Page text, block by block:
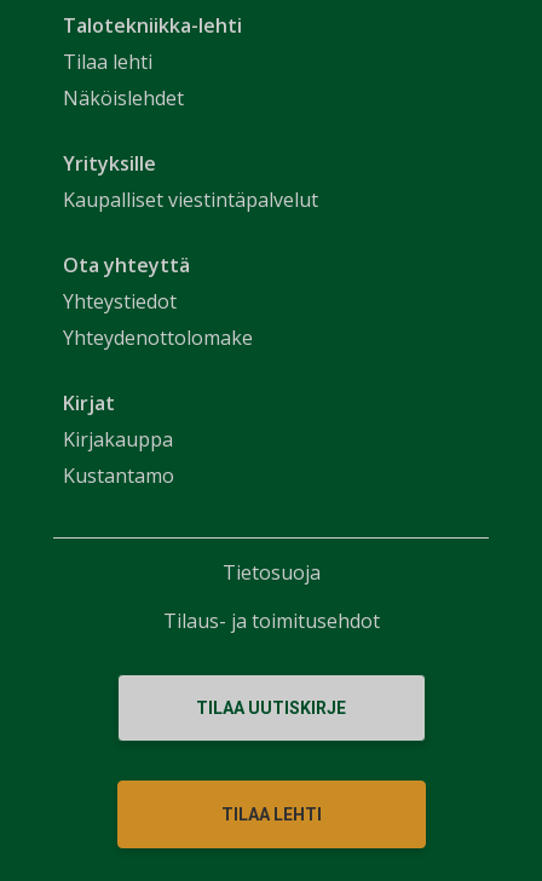
Talotekniikka-lehti
Tilaa lehti
Näköislehdet
Yrityksille
Kaupalliset viestintäpalvelut
Ota yhteyttä
Yhteystiedot
Yhteydenottolomake
Kirjat
Kirjakauppa
Kustantamo
TILAA UUTISKIRJE
TILAA LEHTI
Tietosuoja
Tilaus- ja toimitusehdot